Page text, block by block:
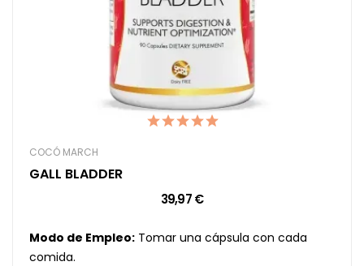
COCÓ MARCH
GALL BLADDER
39,97 €
Modo de Empleo: Tomar una cápsula con cada
comida.